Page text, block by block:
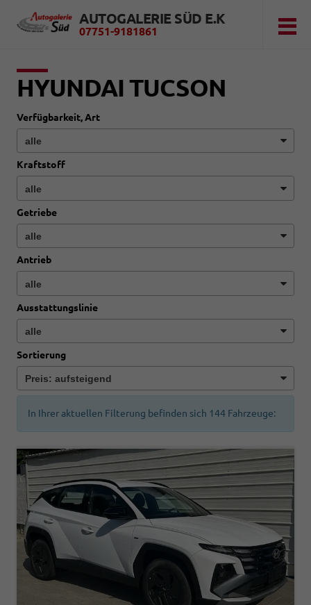
AUTOGALERIE SÜD E.K
07751-9181861
HYUNDAI TUCSON
Verfügbarkeit, Art
Kraftstoff
Getriebe
Antrieb
Ausstattungslinie
Sortierung
In Ihrer aktuellen Filterung befinden sich 144 Fahrzeuge: